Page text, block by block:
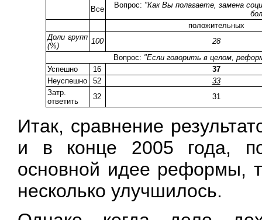
Все Вопрос: "Как Вы полагаете, замена
положительных
Доли групп
(%)
100
28
Вопрос: "Если говорить в целом,
Успешно
16
37
Неуспешно
52
33
Затр.
ответить
32 31
Итак, сравнение
и в конце 2005 года,
основной идее реформы,
несколько улучшилось.